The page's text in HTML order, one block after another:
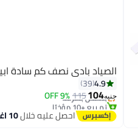
الصياد بادى نصف كم سادة
4.9
39
جنيه104
115
9% OFF
توصيل مجاني
بتخلّص بسرعة
تم بيع +10 مؤخرًا
توصيل مجانياحصل عليه خلال10 اغسطس